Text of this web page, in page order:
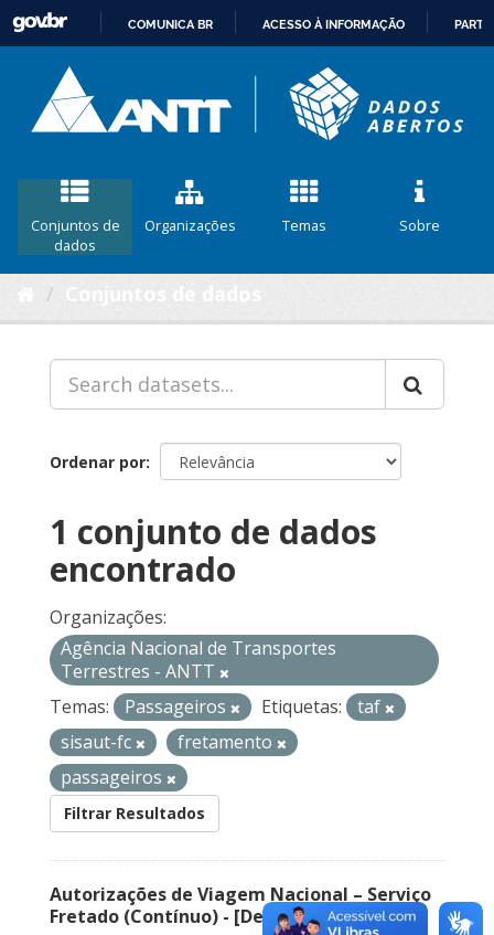
CONTEÚDO
COMUNICA BR ACESSO À INFORMAÇÃO
Conjuntos de
dados
Organizações Temas Sobre
Ordenar por
1 conjunto de dados
encontrado
Organizações:
Agência Nacional de Transportes
Terrestres - ANTT
Temas:
Passageiros Etiquetas:
taf
sisaut-fc
fretamento
passageiros
Filtrar Resultados
Autorizações de Viagem Nacional – Serviço
Fretado (Contínuo) - [Descontinuado]